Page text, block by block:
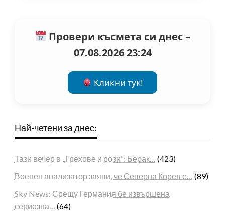
Провери късмета си днес –
07.08.2026 23:24
Кликни тук!
Най-четени за днес:
Тази вечер в „Грехове и рози“: Берак… (423)
Военен анализатор заяви, че Северна Корея е… (89)
Sky News: Срещу Германия бе извършена
сериозна… (64)